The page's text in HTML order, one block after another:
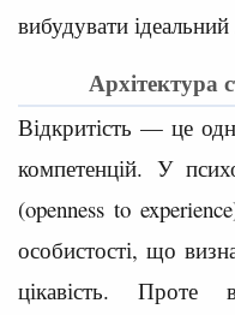
вибудувати
Архітектура
Відкритість — це
компетенцій. У
(openness to
особистості, що
цікавість.